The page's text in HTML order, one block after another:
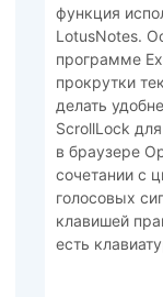
функция
LotusNotes.
программе
прокрутки
делать
ScrollLock
в браузере
сочетании с
голосовых
клавишей
есть